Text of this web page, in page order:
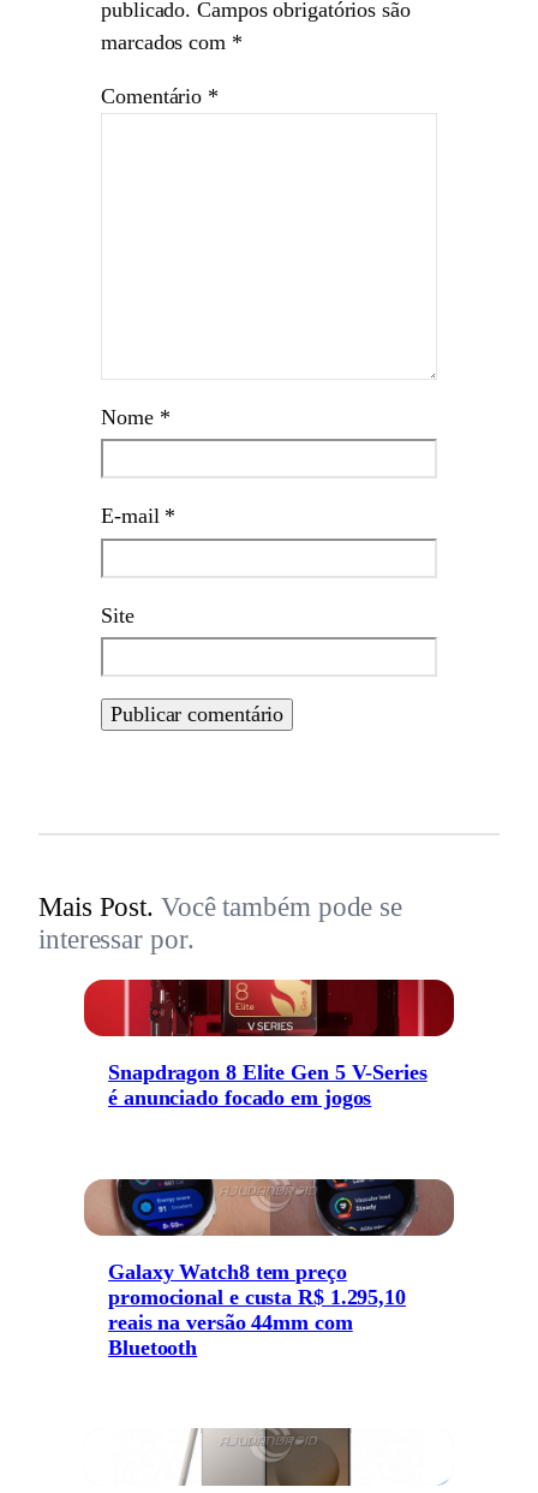
publicado. Campos obrigatórios são
marcados com *
Comentário *
Nome *
E-mail *
Site
Mais Post. Você também pode se
interessar por.
Snapdragon 8 Elite Gen 5 V-Series
é anunciado focado em jogos
Galaxy Watch8 tem preço
promocional e custa R$ 1.295,10
reais na versão 44mm com
Bluetooth